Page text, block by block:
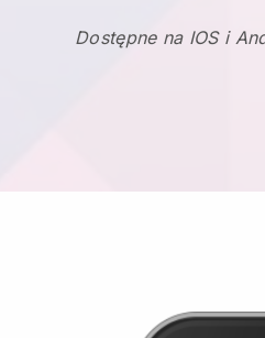
Dostępne na IOS i